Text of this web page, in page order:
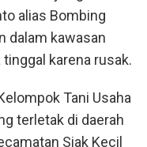
alias Bombing
dalam kawasan
karena rusak.
Tani Usaha
terletak di daerah
Siak Kecil